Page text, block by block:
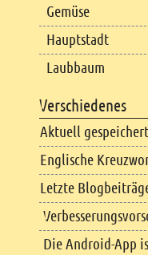
Gemüse
Hauptstadt
Laubbaum
Verschiedenes
Aktuell
Englische
Letzte
Die Android-App